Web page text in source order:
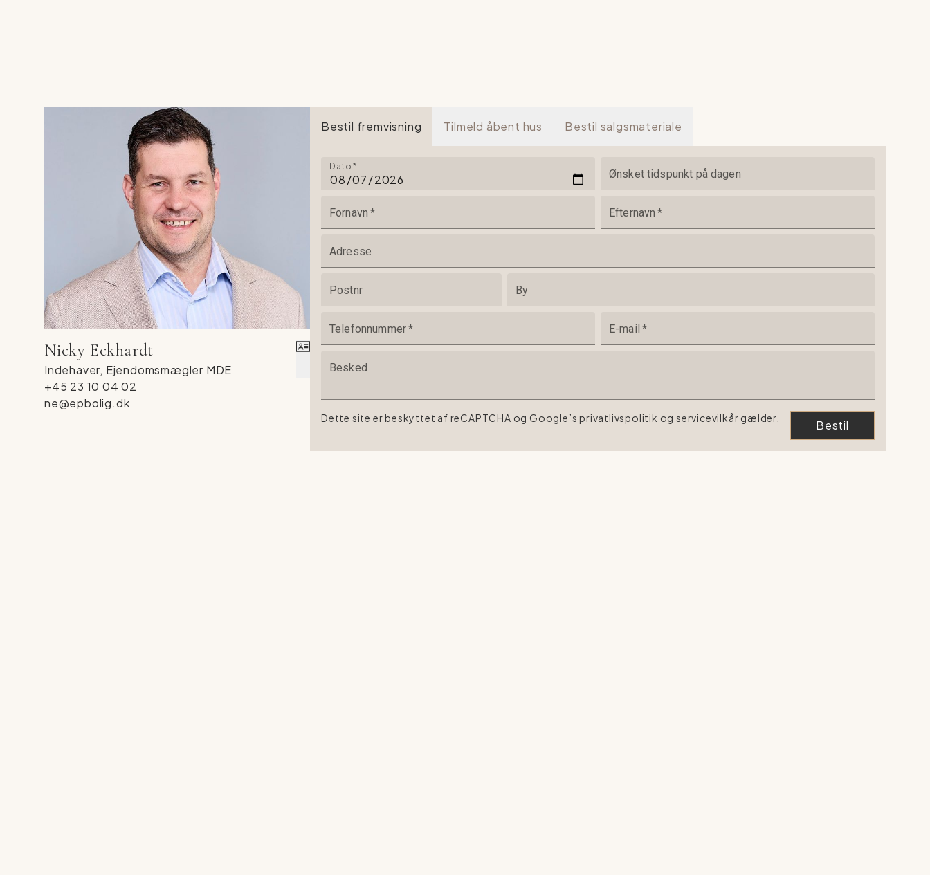
Nicky Eckhardt
Indehaver, Ejendomsmægler MDE
+45 23 10 04 02
ne@epbolig.dk
Bestil fremvisning Tilmeld åbent hus Bestil salgsmateriale
Dato*
Ønsket tidspunkt på dagen
Fornavn * Efternavn *
Adresse
Postnr By
Telefonnummer* E-mail *
Besked
Dette site er beskyttet af reCAPTCHA og Google’s privatlivspolitik og servicevilkår gælder. Bestil